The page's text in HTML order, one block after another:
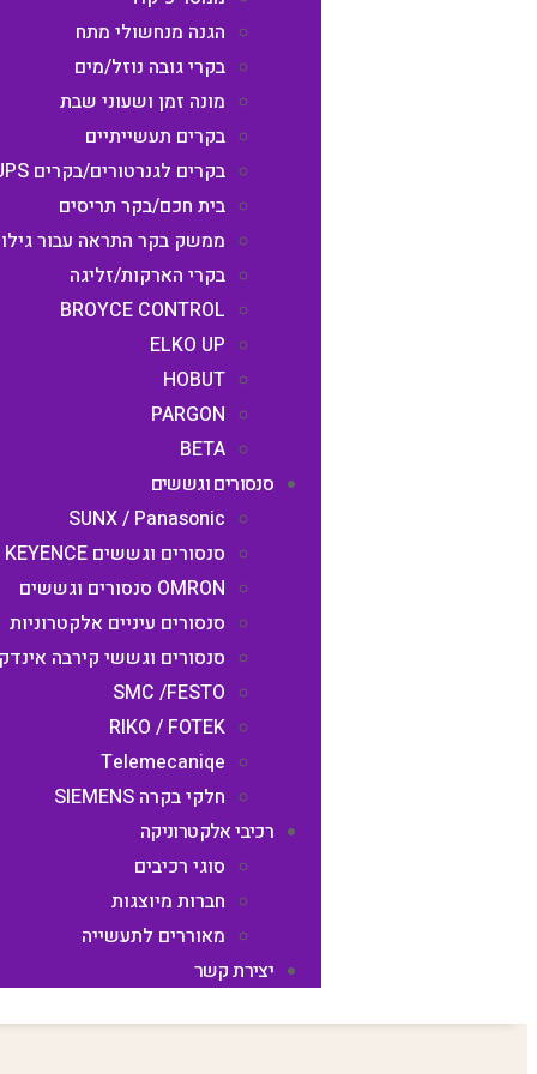
הגנה מנחשולי מתח
בקרי גובה נוזל/מים
מונה זמן ושעוני שבת
בקרים תעשייתיים
בקרים לגנרטורים/בקרים UPS
בית חכם/בקר תריסים
ממשק בקר התראה עבור
בקרי הארקות/זליגה
BROYCE CONTROL
ELKO UP
HOBUT
PARGON
BETA
סנסורים וגששים
SUNX / Panasonic
סנסורים וגששים KEYENCE
OMRON סנסורים וגששים
סנסורים עיניים אלקטרוניות
סנסורים וגששי קירבה
SMC /FESTO
RIKO / FOTEK
Telemecaniqe
חלקי בקרה SIEMENS
רכיבי אלקטרוניקה
סוגי רכיבים
חברות מיוצגות
מאוררים לתעשייה​
יצירת קשר